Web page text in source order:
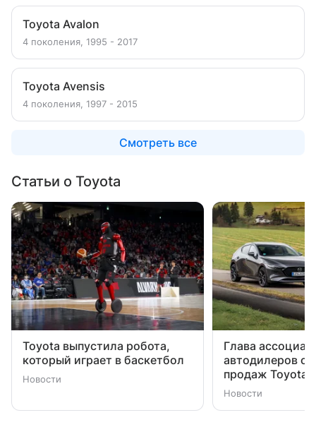
Toyota Avalon
4 поколения, 1995 - 2017
Toyota Avensis
4 поколения, 1997 - 2015
Смотреть все
Статьи о Toyota
Toyota выпустила робота,
который играет в баскетбол
Новости
Глава
автодилеров
продаж Toyota
Новости